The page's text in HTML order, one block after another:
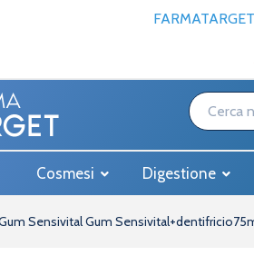
Cosmesi Digestione
Sensivital Gum